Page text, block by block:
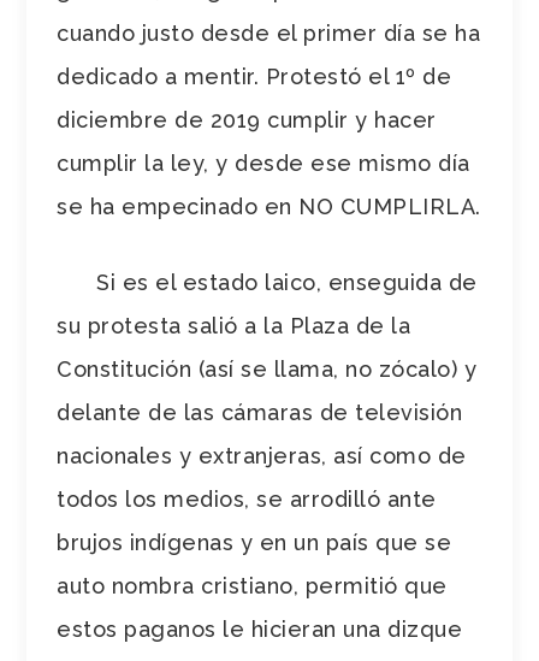
cuando justo desde el primer día se ha
dedicado a mentir. Protestó el 1º de
diciembre de 2019 cumplir y hacer
cumplir la ley, y desde ese mismo día
se ha empecinado en NO CUMPLIRLA.
Si es el estado laico, enseguida de
su protesta salió a la Plaza de la
Constitución (así se llama, no zócalo) y
delante de las cámaras de televisión
nacionales y extranjeras, así como de
todos los medios, se arrodilló ante
brujos indígenas y en un país que se
auto nombra cristiano, permitió que
estos paganos le hicieran una dizque